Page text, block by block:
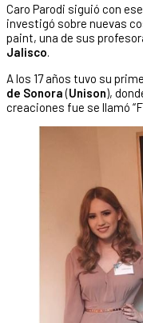
Caro Parodi siguió con
investigó sobre nuevas
paint, una de sus
Jalisco.
A los 17 años tuvo su
de Sonora(Unison),
creaciones fue se llamó